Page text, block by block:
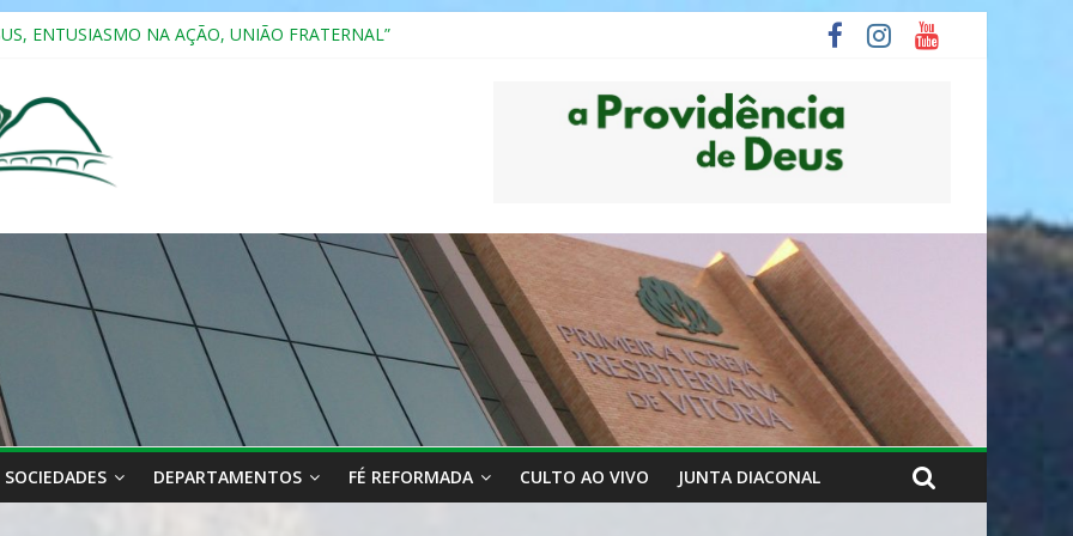
ENTUSIASMO NA AÇÃO, UNIÃO FRATERNAL”
Ensino e Relacionamento com Pessoas Atípicas
SOCIEDADES DEPARTAMENTOS FÉ REFORMADA CULTO AO VIVO JUNTA DIACONAL